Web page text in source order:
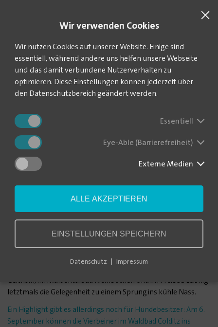
Freibäder schließen am
31. August
27.08.2025|
Die unsicheren Wetterprognosen haben die
Geithain, Kleinbothen und Leisnig wie geplant am 31. August zu
schließen - und nicht in die Verlängerung zu gehen.
ausgetauscht und sind zu dem Schluss gekommen, diese
Schulze, Gruppenleiter Bäder bei Veolia. Das Unternehmen
betreibt die Freibäder im Auftrag der Kommunen.
Damit besteht am 31. August im Waldbad Colditz, im Freibad
Geithain, im Muldentalbad Kleinbothen und im Freibad Leisnig
letztmals die Gelegenheit zu einem Sprung ins kühle Nass.
Ein Highlight gibt es allerdings noch für Hundebesitzer: Am 6.
September können die Vierbeiner im Waldbad Colditz ins
Wir verwenden Cookies
Wir nutzen Cookies auf unserer Website. Einige sind
essentiell, während andere uns helfen unsere Webseite
und das damit verbundene Nutzerverhalten zu
optimieren. Diese Einstellungen können jederzeit über
den Datenschutzbereich geändert werden.
Essentiell
Eye-Able (Barrierefreiheit)
Externe Medien
ALLE AKZEPTIEREN
EINSTELLUNGEN SPEICHERN
Datenschutz Impressum